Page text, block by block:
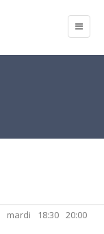
mardi 18:30 20:00